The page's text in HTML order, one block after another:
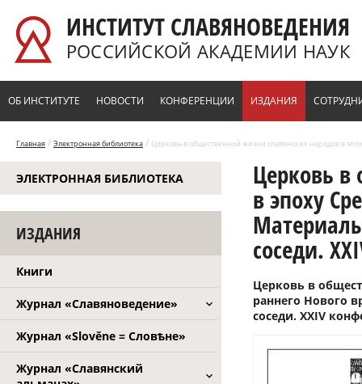
ИНСТИТУТ СЛАВЯНОВЕДЕНИЯ
РОССИЙСКОЙ АКАДЕМИИ НАУК
ОБ ИНСТИТУТЕ НОВОСТИ КОНФЕРЕНЦИИ ИЗДАНИЯ
Главная / Электронная библиотека / Церковь в общественной жизни славянских народов в
конференция, Москва, 2008 г.)
ЭЛЕКТРОННАЯ БИБЛИОТЕКА
ИЗДАНИЯ
Книги
Журнал «Славяноведение»
Журнал «Slověne = Словѣне»
Журнал «Славянский
Церковь в
в эпоху
соседи.
Церковь в
раннего Нового
соседи. XXIV